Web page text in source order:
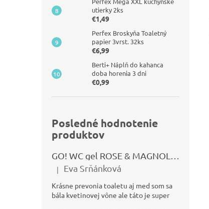
utierky 2ks
€1,49
Perfex Broskyňa Toaletný
papier 3vrst. 32ks
€6,99
Berti+ Náplň do kahanca
doba horenia 3 dni
€0,99
Posledné hodnotenie
produktov
Hodnotenie produktu je 5 z 5 hviezdičiek.
| Eva Srňánková
Krásne prevonia toaletu aj med som sa
bála kvetinovej vône ale táto je super